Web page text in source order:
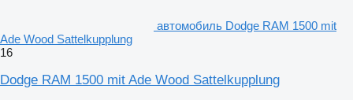
автомобиль Dodge RAM 1500 mit
Ade Wood Sattelkupplung
16
Dodge RAM 1500 mit Ade Wood Sattelkupplung